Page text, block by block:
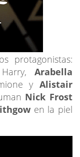
protagonistas:
Arabella
y Alistair
Nick Frost
en la piel